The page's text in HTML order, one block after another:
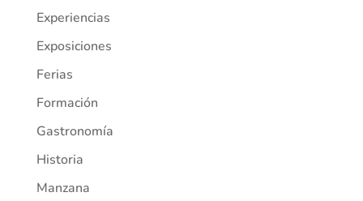
Experiencias
Exposiciones
Ferias
Formación
Gastronomía
Historia
Manzana